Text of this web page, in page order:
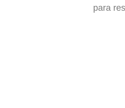
para